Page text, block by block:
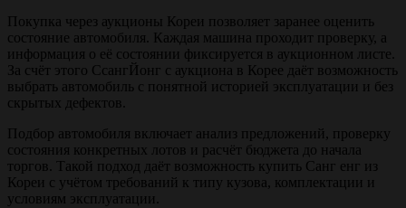
Покупка через аукционы Кореи позволяет заранее оценить
состояние автомобиля. Каждая машина проходит проверку, а
информация о её состоянии фиксируется в аукционном листе.
За счёт этого СсангЙонг с аукциона в Корее даёт возможность
выбрать автомобиль с понятной историей эксплуатации и без
скрытых дефектов.
Подбор автомобиля включает анализ предложений, проверку
состояния конкретных лотов и расчёт бюджета до начала
торгов. Такой подход даёт возможность купить Санг енг из
Кореи с учётом требований к типу кузова, комплектации и
условиям эксплуатации.